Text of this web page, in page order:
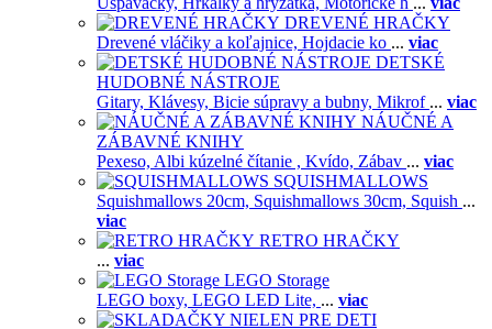
DREVENÉ HRAČKY
Drevené vláčiky a koľajnice, Hojdacie ko ... viac
DETSKÉ
HUDOBNÉ NÁSTROJE
Gitary, Klávesy, Bicie súpravy a bubny, Mikrof ... viac
NÁUČNÉ A
ZÁBAVNÉ KNIHY
Pexeso, Albi kúzelné čítanie , Kvído, Zábav ... viac
SQUISHMALLOWS
Squishmallows 20cm, Squishmallows 30cm, Squish ...
viac
RETRO HRAČKY
... viac
LEGO Storage
LEGO boxy, LEGO LED Lite, ... viac